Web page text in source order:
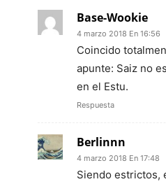
Base-Wookie
4 marzo 2018 En 16:56
Coincido
apunte: Saiz no
en el Estu.
Respuesta
Berlinnn
4 marzo 2018 En 17:48
Siendo estrictos,